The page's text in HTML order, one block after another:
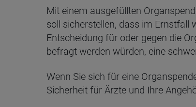
Mit einem ausgefüllten
soll sicherstellen, dass im Ernstfall
Entscheidung für oder gegen die
befragt werden würden, eine
Wenn Sie sich für eine
Sicherheit für Ärzte und Ihre